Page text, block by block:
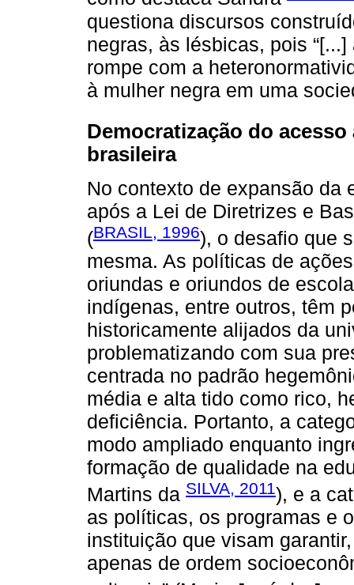
questiona discursos
negras, às lésbicas, pois
rompe com a
à mulher negra em uma
Democratização do
brasileira
No contexto de expansão da
após a Lei de Diretrizes e
(BRASIL, 1996), o desafio que
mesma. As políticas de
oriundas e oriundos de
indígenas, entre outros, têm
historicamente alijados da
problematizando com sua
centrada no padrão
média e alta tido como rico,
deficiência. Portanto, a
modo ampliado enquanto
formação de qualidade na
Martins da SILVA, 2011), e a
as políticas, os programas e
instituição que visam
apenas de ordem